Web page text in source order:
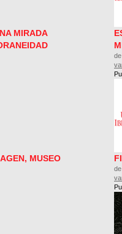
MIRADA
MUSEO